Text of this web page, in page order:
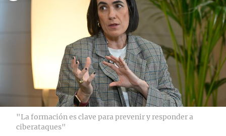
"La formación es clave para prevenir y responder a
ciberataques"